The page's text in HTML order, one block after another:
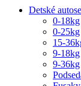
Detské
0-18kg
0-25kg
15-
9-18kg
9-36kg